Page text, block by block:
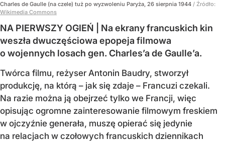
Charles de Gaulle (na czele) tuż po wyzwoleniu Paryża, 26 sierpnia 1944 / Źródło:
Wikimedia Commons
NA PIERWSZY OGIEŃ | Na ekrany francuskich kin
weszła dwuczęściowa epopeja filmowa
o wojennych losach gen. Charles’a de Gaulle’a.
Twórca filmu, reżyser Antonin Baudry, stworzył
produkcję, na którą – jak się zdaje – Francuzi czekali.
Na razie można ją obejrzeć tylko we Francji, więc
opisując ogromne zainteresowanie filmowym freskiem
w ojczyźnie generała, muszę opierać się jedynie
na relacjach w czołowych francuskich dziennikach